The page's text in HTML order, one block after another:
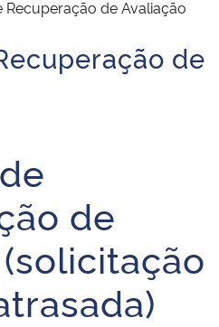
Recuperação de Avaliação
de
de